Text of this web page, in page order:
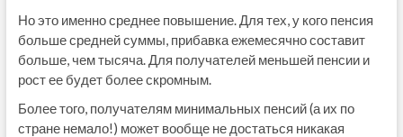
Но это именно среднее повышение. Для тех, у кого пенсия
больше средней суммы, прибавка ежемесячно составит
больше, чем тысяча. Для получателей меньшей пенсии и
рост ее будет более скромным.
Более того, получателям минимальных пенсий (а их по
стране немало!) может вообще не достаться никакая